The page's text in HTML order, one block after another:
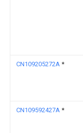
CN109205272A *
CN109592427A *